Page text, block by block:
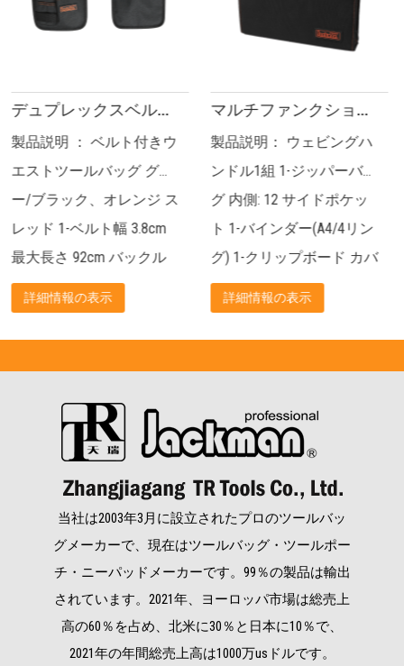
デュプレックスベルトポーチ(200系・ブラック/グレー) JKB-39319
ス
ル
マルチファンクションツールフォルダーパッケージ(200シリーズ) JKB-81719
製品説明： ウェビングハ
ンドル1組 1-ジッパーバッ
グ 内側: 12 サイドポケッ
ト 1-バインダー(A4/4リン
グ) 1-クリップボード カバ
ー付...
詳細情報の表示
製品説明： 鋼線強化ビッ
グマウストート ウェビン
グハンドル1組 二次元リ
ング フロント: 3 ポケット
リア: 3 ポケット 内部: 8-
ポケット...
詳細情報の表示
当社は2003年3月に設立されたプロのツールバッ
グメーカーで、現在はツールバッグ・ツールポー
チ・ニーパッドメーカーです。99％の製品は輸出
されています。2021年、ヨーロッパ市場は総売上
高の60％を占め、北米に30％と日本に10％で、
2021年の年間総売上高は1000万usドルです。